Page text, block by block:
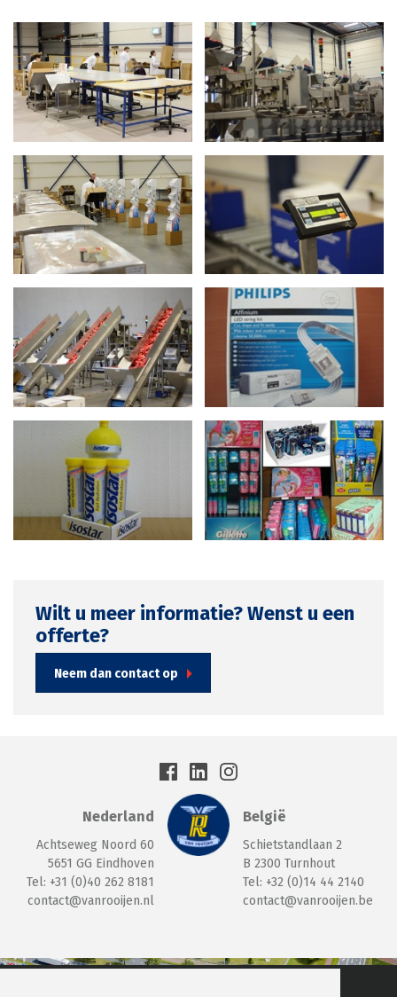
Wilt u meer informatie? Wenst u een
offerte?
Neem dan contact op
Nederland
Achtseweg Noord 60
5651 GG Eindhoven
Tel: +31 (0)40 262 8181
contact@vanrooijen.nl
België
Schietstandlaan 2
B 2300 Turnhout
Tel: +32 (0)14 44 2140
contact@vanrooijen.be